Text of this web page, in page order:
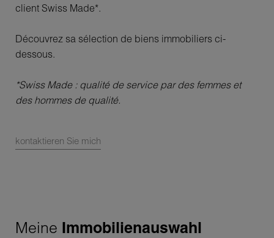
client Swiss Made*.
Découvrez sa sélection de biens immobiliers ci-
dessous.
*Swiss Made : qualité de service par des femmes et
des hommes de qualité.
kontaktieren Sie mich
Meine Immobilienauswahl